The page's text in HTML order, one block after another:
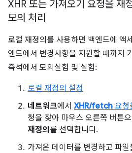
XHR 또는 가져오기 요청을 재
모의 처리
로컬 재정의를 사용하면 백엔드에 액
엔드에서 변경사항을 지원할 때까지
즉석에서 모의실험 및 실험:
로컬 재정의 설정
네트워크에서 XHR/fetch 요청
청을 찾아 마우스 오른쪽 버튼
재정의 를 선택합니다.
가져온 데이터를 변경하고 파